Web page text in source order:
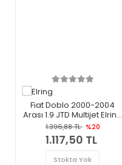
Fiat Doblo 2000-2004
Arası 1.9 JTD Multijet Elring
Marka Üst Kapak Contası
1.396,88 TL %20
1.117,50 TL
Stokta Yok